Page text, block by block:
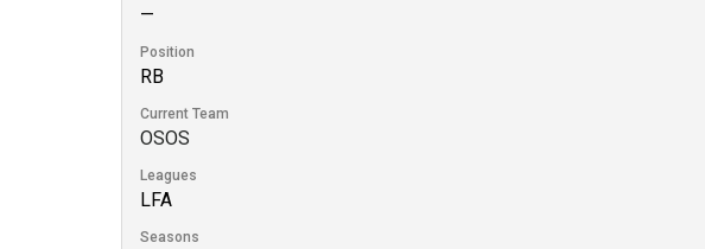
—
Position
RB
Current Team
OSOS
Leagues
LFA
Seasons